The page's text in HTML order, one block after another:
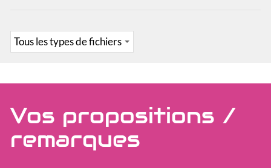
Vos propositions /
remarques